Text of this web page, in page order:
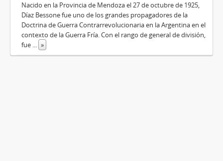
Nacido en la Provincia de Mendoza el 27 de octubre de 1925,
Díaz Bessone fue uno de los grandes propagadores de la
Doctrina de Guerra Contrarrevolucionaria en la Argentina en el
contexto de la Guerra Fría. Con el rango de general de división,
fue ... »